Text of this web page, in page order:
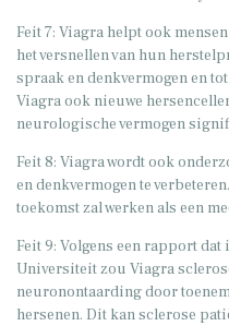
Feit 7: Viagra helpt ook
het versnellen van hun
spraak en denkvermogen en
Viagra ook nieuwe
neurologische vermogen
Feit 8: Viagra wordt ook
en denkvermogen te
toekomst zal werken als een
Feit 9: Volgens een rapport
Universiteit zou Viagra
neuronontaarding door
hersenen. Dit kan sclerose